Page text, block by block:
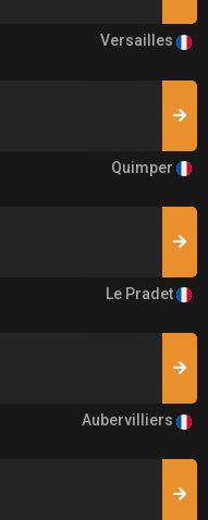
Versailles
Quimper
Le Pradet
Aubervilliers